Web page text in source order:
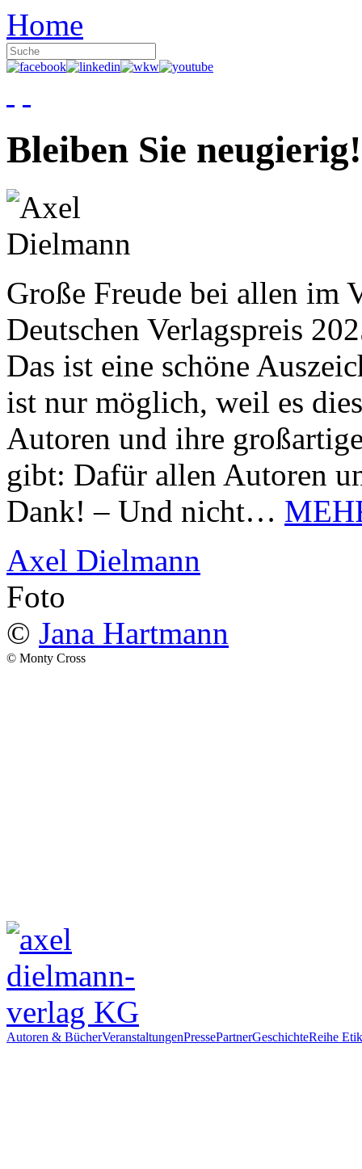
Home
Bleiben Sie neugierig!
Große Freude bei allen im
Deutschen Verlagspreis
Das ist eine schöne
ist nur möglich, weil es
Autoren und ihre
gibt: Dafür allen Autoren
Dank! – Und nicht…
Axel Dielmann
Foto
© Jana Hartmann
© Monty Cross
Autoren & BücherVeranstaltungenPressePartnerGeschichteReihe